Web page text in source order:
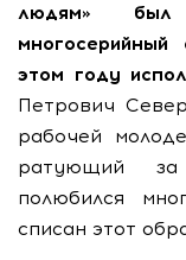
людям»
этом году
Петрович
рабочей
ратующий за
полюбился
списан этот